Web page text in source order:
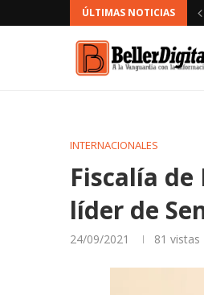
ÚLTIMAS NOTICIAS
INTERNACIONALES
Fiscalía
líder de
24/09/2021 81 vistas